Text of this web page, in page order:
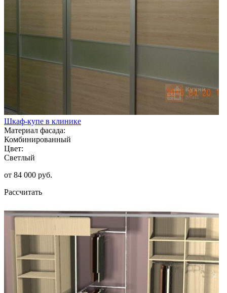
Шкаф-купе в клинике
Материал фасада:
Комбинированный
Цвет:
Светлый
от 84 000 руб.
Рассчитать